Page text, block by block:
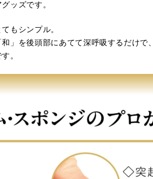
ッズです。
もシンプル。
」を後頭部にあてて深呼吸するだけで、
。